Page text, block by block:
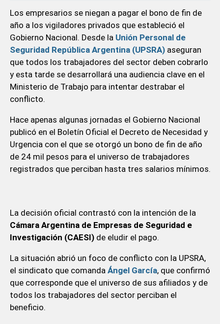
Los empresarios se niegan a pagar el bono de fin de
año a los vigiladores privados que estableció el
Gobierno Nacional. Desde la Unión Personal de
Seguridad República Argentina (UPSRA)aseguran
que todos los trabajadores del sector deben cobrarlo
y esta tarde se desarrollará una audiencia clave en el
Ministerio de Trabajo para intentar destrabar el
conflicto.
Hace apenas algunas jornadas el Gobierno Nacional
publicó en el Boletín Oficial el Decreto de Necesidad y
Urgencia con el que se otorgó un bono de fin de año
de 24 mil pesos para el universo de trabajadores
registrados que perciban hasta tres salarios mínimos.
La decisión oficial contrastó con la intención de la
Cámara Argentina de Empresas de Seguridad e
Investigación (CAESI) de eludir el pago.
La situación abrió un foco de conflicto con la UPSRA,
el sindicato que comanda Ángel García, que confirmó
que corresponde que el universo de sus afiliados y de
todos los trabajadores del sector perciban el
beneficio.